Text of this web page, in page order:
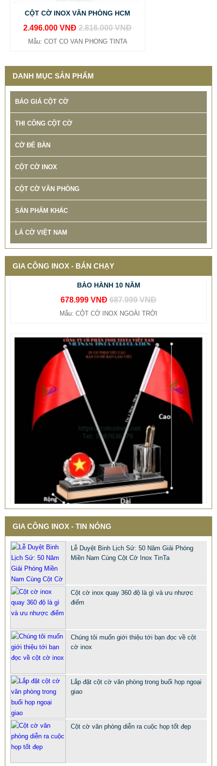
CỘT CỜ INOX VĂN PHÒNG HCM
2.496.000 VNĐ 2.816.000 VNĐ
Mẫu: COT CO VAN PHONG TINTA
DANH MỤC SẢN PHẨM
BÁO GIÁ CỘT CỜ
THI CÔNG CỘT CỜ
CỜ ĐỂ BÀN
CỘT CỜ INOX
CỘT CỜ VĂN PHÒNG
SẢN PHẨM KHÁC
LÁ CỜ VIỆT NAM
GIA CÔNG INOX - BÁN CHẠY
BẢO HÀNH 10 NĂM
678.999 VNĐ 687.999 VNĐ
QUÀ TẶNG Ý NGHĨA CHO SẾP – ĐỘC LẠ, SANG TRỌNG -
CỜ ĐỂ BÀN & HỘP BÚT CAO CẤP
2.968.680 VNĐ2.986.860 VNĐ
Mẫu: QUA TANG Y NGHIA CHO SEP
MẪU XE ĐẨY INOX ĐẸP GIÁ RẺ - XE ĐẨY HÀNH LÝ SÂN
GIA CÔNG INOX - TIN NÓNG
Lễ Duyệt Binh Lịch Sử: 50 Năm Giải Phóng
Miền Nam Cùng Cột Cờ Inox TinTa
Cột cờ inox quay 360 độ là gì và ưu nhược
điểm
Chúng tôi muốn giới thiệu tới bạn đọc về cột
cờ inox
Lắp đặt cột cờ văn phòng trong buổi họp ngoại
giao
Cột cờ văn phòng diễn ra cuộc họp tốt đẹp